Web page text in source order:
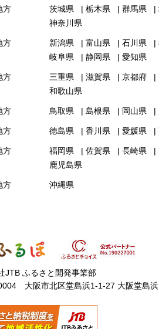
方 茨城県 栃木県 群馬県
神奈川県
方 新潟県 富山県 石川県
岐阜県
静岡県 愛知県
方 三重県 滋賀県 京都府
和歌山県
方 鳥取県 島根県 岡山県
方 徳島県 香川県 愛媛県
方 福岡県 佐賀県 長崎県
鹿児島県
方 沖縄県
JTB ふるさと開発事業部
大阪市北区堂島浜1-1-27 大阪堂島